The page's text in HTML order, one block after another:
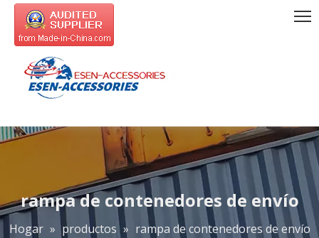
rampa de contenedores de envío
Hogar » productos » rampa de contenedores de envío